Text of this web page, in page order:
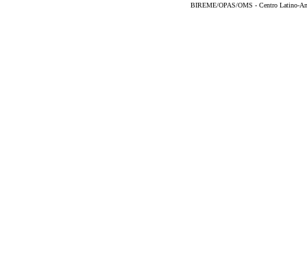
BIREME/OPAS/OMS - Centro Latino-